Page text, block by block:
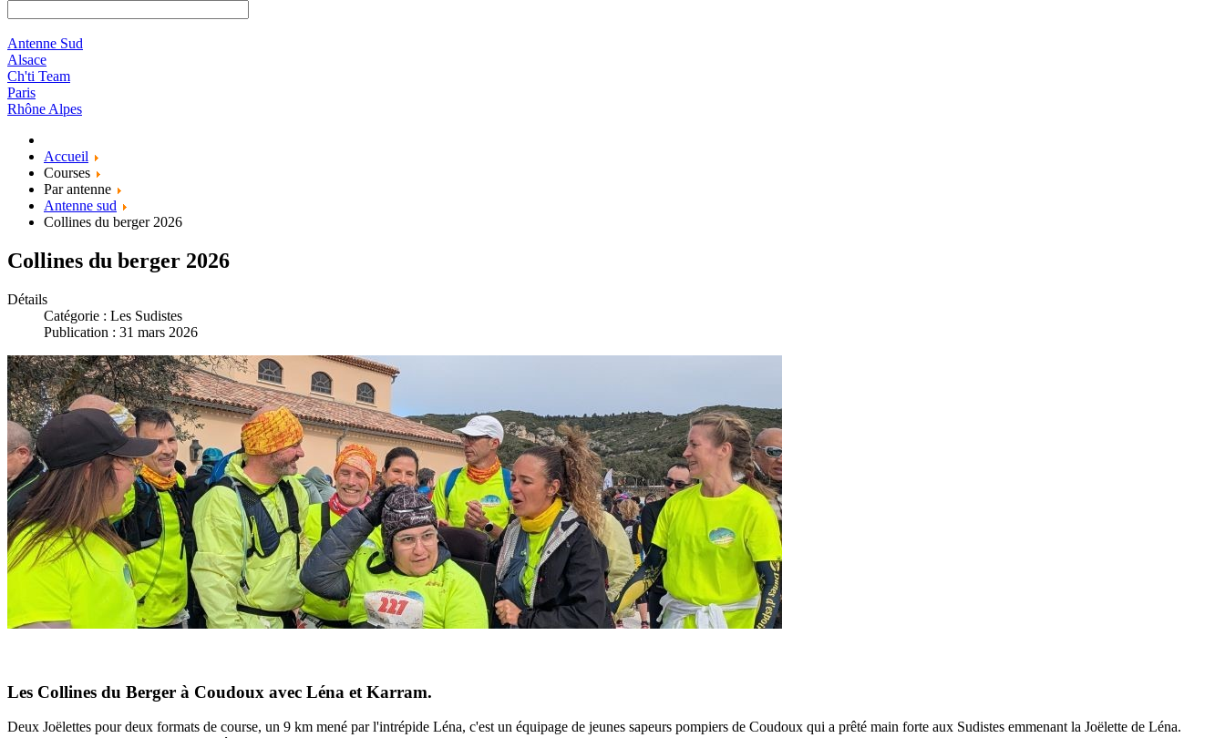
Antenne Sud
Alsace
Ch'ti Team
Paris
Rhône Alpes
Accueil
Courses
Par antenne
Antenne sud
Collines du berger 2026
Collines du berger 2026
Détails
Catégorie : Les Sudistes
Publication : 31 mars 2026
Les Collines du Berger à Coudoux avec Léna et Karram.
Deux Joëlettes pour deux formats de course, un 9 km mené par l'intrépide Léna, c'est un équipage de jeunes sapeurs pompiers de Coudoux qui a prêté main forte aux Sudistes emmenant la Joëlette de Léna.